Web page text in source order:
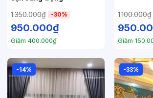
1.350.000₫ -30%
950.000₫
Giảm 400.000₫
1.100.000₫
Giảm
-14% -33%